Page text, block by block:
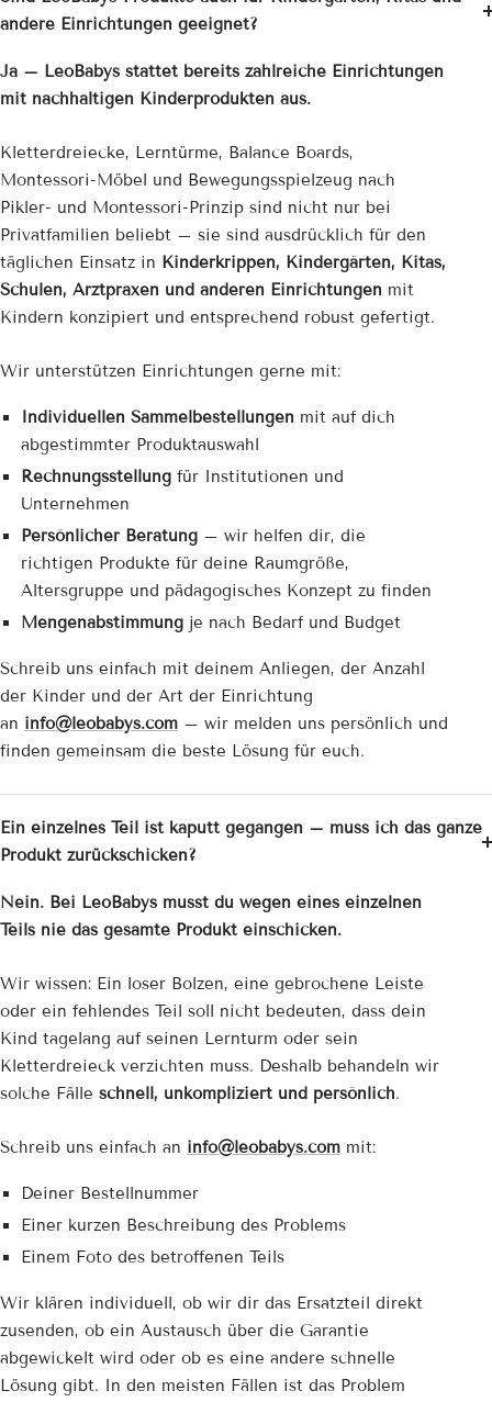
andere Einrichtungen geeignet?
Ja – LeoBabys stattet bereits zahlreiche Einrichtungen
mit nachhaltigen Kinderprodukten aus.
Kletterdreiecke, Lerntürme, Balance Boards,
Montessori-Möbel und Bewegungsspielzeug nach
Pikler- und Montessori-Prinzip sind nicht nur bei
Privatfamilien beliebt – sie sind ausdrücklich für den
täglichen Einsatz in Kinderkrippen, Kindergärten, Kitas,
Schulen, Arztpraxen und anderen Einrichtungen mit
Kindern konzipiert und entsprechend robust gefertigt.
Wir unterstützen Einrichtungen gerne mit:
Individuellen Sammelbestellungen mit auf dich
abgestimmter Produktauswahl
Rechnungsstellungfür Institutionen und
Unternehmen
Persönlicher Beratung– wir helfen dir, die
richtigen Produkte für deine Raumgröße,
Altersgruppe und pädagogisches Konzept zu finden
Mengenabstimmungje nach Bedarf und Budget
Schreib uns einfach mit deinem Anliegen, der Anzahl
der Kinder und der Art der Einrichtung
an info@leobabys.com – wir melden uns persönlich und
finden gemeinsam die beste Lösung für euch.
Ein einzelnes Teil ist kaputt gegangen – muss ich das ganze
Produkt zurückschicken?
Nein. Bei LeoBabys musst du wegen eines einzelnen
Teils nie das gesamte Produkt einschicken.
Wir wissen: Ein loser Bolzen, eine gebrochene Leiste
oder ein fehlendes Teil soll nicht bedeuten, dass dein
Kind tagelang auf seinen Lernturm oder sein
Kletterdreieck verzichten muss. Deshalb behandeln wir
solche Fälle schnell, unkompliziert und persönlich.
Schreib uns einfach an info@leobabys.com mit:
Deiner Bestellnummer
Einer kurzen Beschreibung des Problems
Einem Foto des betroffenen Teils
Wir klären individuell, ob wir dir das Ersatzteil direkt
zusenden, ob ein Austausch über die Garantie
abgewickelt wird oder ob es eine andere schnelle
Lösung gibt. In den meisten Fällen ist das Problem